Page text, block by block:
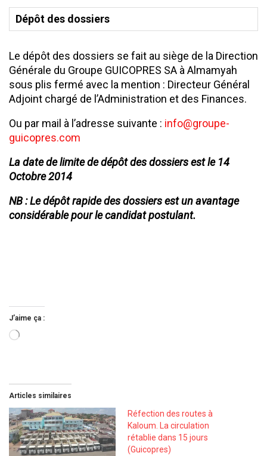
Dépôt des dossiers
Le dépôt des dossiers se fait au siège de la Direction
Générale du Groupe GUICOPRES SA à Almamyah
sous plis fermé avec la mention : Directeur Général
Adjoint chargé de l’Administration et des Finances.
Ou par mail à l’adresse suivante : info@groupe-
guicopres.com
La date de limite de dépôt des dossiers est le 14
Octobre 2014
NB : Le dépôt rapide des dossiers est un avantage
considérable pour le candidat postulant.
J’aime ça :
Chargement…
Articles similaires
Réfection des routes à
Kaloum. La circulation
rétablie dans 15 jours
(Guicopres)